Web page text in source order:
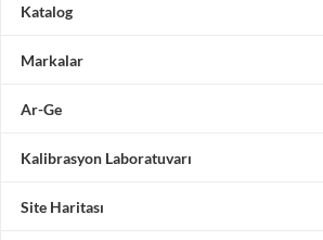
Katalog
Markalar
Ar-Ge
Kalibrasyon Laboratuvarı
Site Haritası